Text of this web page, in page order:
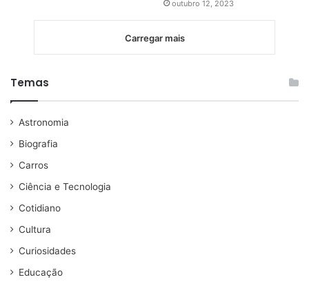
outubro 12, 2023
Carregar mais
Temas
Astronomia
Biografia
Carros
Ciência e Tecnologia
Cotidiano
Cultura
Curiosidades
Educação